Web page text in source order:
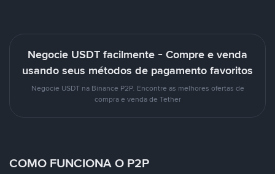
Negocie USDT facilmente - Compre e venda
usando seus métodos de pagamento favoritos
Negocie USDT na Binance P2P. Encontre as melhores ofertas de
compra e venda de Tether
COMO FUNCIONA O P2P